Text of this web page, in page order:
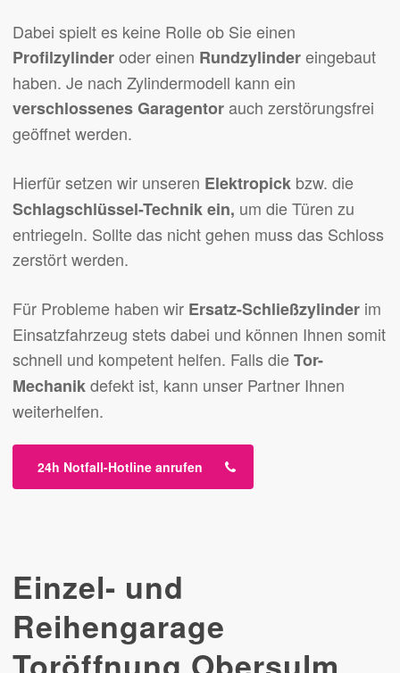
Dabei spielt es keine Rolle ob Sie einen
Profilzylinderoder einen Rundzylindereingebaut
haben. Je nach Zylindermodell kann ein
verschlossenes Garagentorauch zerstörungsfrei
geöffnet werden.
Hierfür setzen wir unseren Elektropick bzw. die
Schlagschlüssel-Technik ein, um die Türen zu
entriegeln. Sollte das nicht gehen muss das Schloss
zerstört werden.
Für Probleme haben wir Ersatz-Schließzylinderim
Einsatzfahrzeug stets dabei und können Ihnen somit
schnell und kompetent helfen. Falls dieTor-
Mechanikdefekt ist, kann unser Partner Ihnen
weiterhelfen.
24h Notfall-Hotline anrufen
Einzel- und
Reihengarage